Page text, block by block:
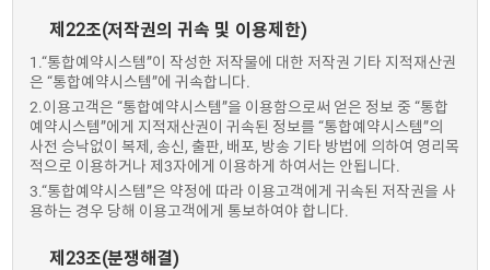
제22조(저작권의 귀속 및 이용제한)
1.“통합예약시스템”이 작성한 저작물에 대한 저작권 기타 지적재산권
은 “통합예약시스템”에 귀속합니다.
2.이용고객은 “통합예약시스템”을 이용함으로써 얻은 정보 중 “통합
예약시스템”에게 지적재산권이 귀속된 정보를 “통합예약시스템”의
사전 승낙없이 복제, 송신, 출판, 배포, 방송 기타 방법에 의하여 영리목
적으로 이용하거나 제3자에게 이용하게 하여서는 안됩니다.
3.“통합예약시스템”은 약정에 따라 이용고객에게 귀속된 저작권을 사
용하는 경우 당해 이용고객에게 통보하여야 합니다.
제23조(분쟁해결)